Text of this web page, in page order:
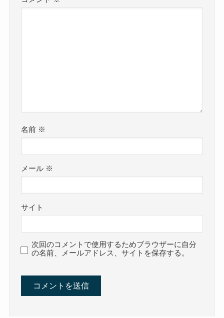
名前 ※
メール ※
サイト
次回のコメントで使用するためブラウザーに自分
の名前、メールアドレス、サイトを保存する。